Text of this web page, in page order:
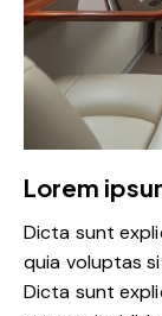
Lorem
Dicta sunt
quia voluptas
Dicta sunt